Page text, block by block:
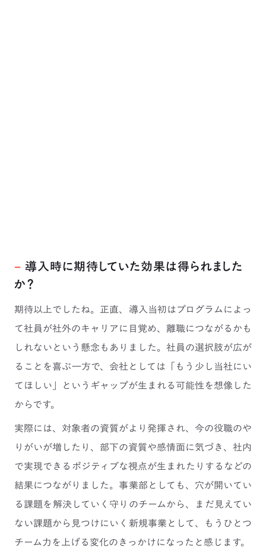
− 導入時に期待していた効果は得られました
か？
期待以上でしたね。正直、導入当初はプログラムによっ
て社員が社外のキャリアに目覚め、離職につながるかも
しれないという懸念もありました。社員の選択肢が広が
ることを喜ぶ一方で、会社としては「もう少し当社にい
てほしい」というギャップが生まれる可能性を想像した
からです。
実際には、対象者の資質がより発揮され、今の役職のや
りがいが増したり、部下の資質や感情面に気づき、社内
で実現できるポジティブな視点が生まれたりするなどの
結果につながりました。事業部としても、穴が開いてい
る課題を解決していく守りのチームから、まだ見えてい
ない課題から見つけにいく新規事業として、もうひとつ
チーム力を上げる変化のきっかけになったと感じます。